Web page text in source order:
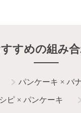
すめの組み
パンケーキ × バ
ピ × パンケーキ